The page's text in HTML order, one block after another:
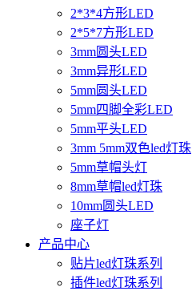
2*3*4方形LED
2*5*7方形LED
3mm圆头LED
3mm异形LED
5mm圆头LED
5mm四脚全彩LED
5mm平头LED
3mm 5mm双色led灯珠
5mm草帽头灯
8mm草帽led灯珠
10mm圆头LED
座子灯
产品中心
贴片led灯珠系列
插件led灯珠系列